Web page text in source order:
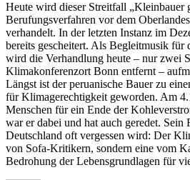
Heute wird dieser Streitfall „Kleinbauer
Berufungsverfahren vor dem
verhandelt. In der letzten Instanz im
bereits gescheitert. Als Begleitmusik
wird die Verhandlung heute – nur zwei
Klimakonferenzort Bonn entfernt –
Längst ist der peruanische Bauer zu
für Klimagerechtigkeit geworden. Am
Menschen für ein Ende der
war er dabei und hat auch geredet. Sein
Deutschland oft vergessen wird: Der
von Sofa-Kritikern, sondern eine vom
Bedrohung der Lebensgrundlagen für